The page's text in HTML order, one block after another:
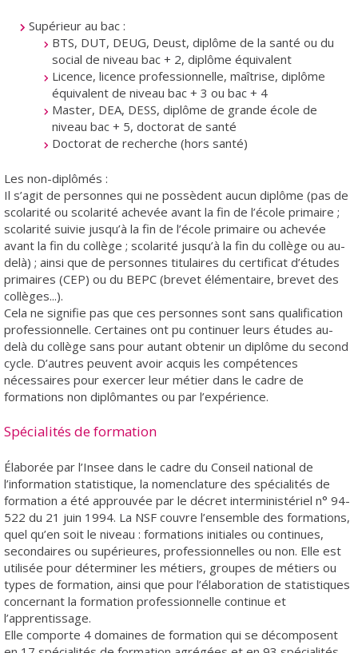
Supérieur au bac :
BTS, DUT, DEUG, Deust, diplôme de la santé ou du
social de niveau bac + 2, diplôme équivalent
Licence, licence professionnelle, maîtrise, diplôme
équivalent de niveau bac + 3 ou bac + 4
Master, DEA, DESS, diplôme de grande école de
niveau bac + 5, doctorat de santé
Doctorat de recherche (hors santé)
Les non-diplômés :
Il s’agit de personnes qui ne possèdent aucun diplôme (pas de
scolarité ou scolarité achevée avant la fin de l’école primaire ;
scolarité suivie jusqu’à la fin de l’école primaire ou achevée
avant la fin du collège ; scolarité jusqu’à la fin du collège ou au-
delà) ; ainsi que de personnes titulaires du certificat d’études
primaires (CEP) ou du BEPC (brevet élémentaire, brevet des
collèges...).
Cela ne signifie pas que ces personnes sont sans qualification
professionnelle. Certaines ont pu continuer leurs études au-
delà du collège sans pour autant obtenir un diplôme du second
cycle. D’autres peuvent avoir acquis les compétences
nécessaires pour exercer leur métier dans le cadre de
formations non diplômantes ou par l’expérience.
Spécialités de formation
Élaborée par l’Insee dans le cadre du Conseil national de
l’information statistique, la nomenclature des spécialités de
formation a été approuvée par le décret interministériel n° 94-
522 du 21 juin 1994. La NSF couvre l’ensemble des formations,
quel qu’en soit le niveau : formations initiales ou continues,
secondaires ou supérieures, professionnelles ou non. Elle est
utilisée pour déterminer les métiers, groupes de métiers ou
types de formation, ainsi que pour l’élaboration de statistiques
concernant la formation professionnelle continue et
l’apprentissage.
Elle comporte 4 domaines de formation qui se décomposent